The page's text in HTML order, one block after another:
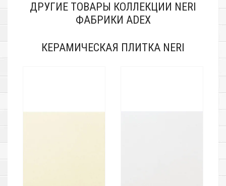
ДРУГИЕ ТОВАРЫ КОЛЛЕКЦИИ NERI
ФАБРИКИ ADEX
КЕРАМИЧЕСКАЯ ПЛИТКА NERI